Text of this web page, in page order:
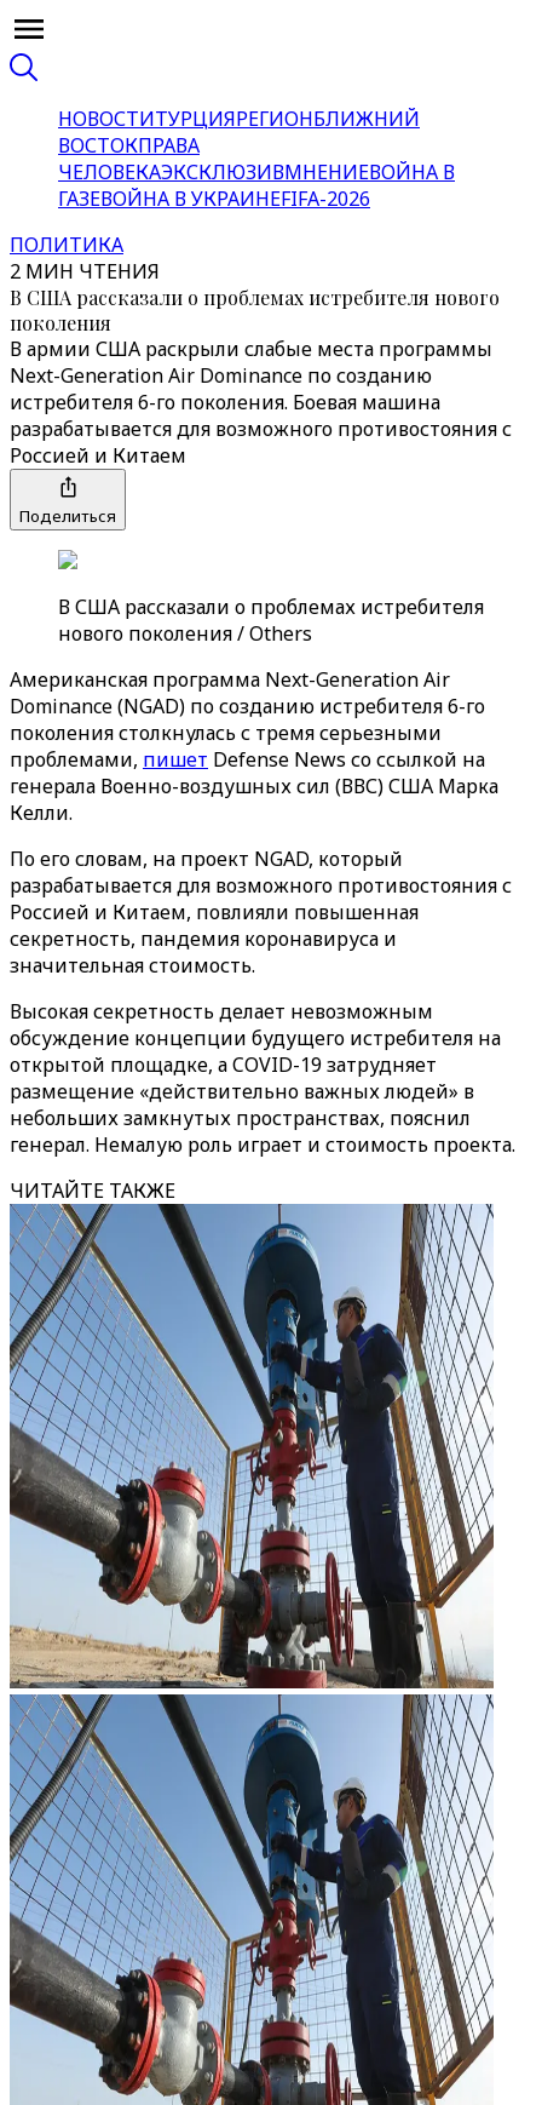
НОВОСТИТУРЦИЯРЕГИОНБЛИЖНИЙ
ВОСТОКПРАВА
ЧЕЛОВЕКАЭКСКЛЮЗИВМНЕНИЕВОЙНА В
ГАЗЕВОЙНА В УКРАИНЕFIFA-2026
ПОЛИТИКА
2 МИН ЧТЕНИЯ
В США рассказали о проблемах истребителя нового
поколения
В армии США раскрыли слабые места программы
Next-Generation Air Dominance по созданию
истребителя 6-го поколения. Боевая машина
разрабатывается для возможного противостояния с
Россией и Китаем
Поделиться
В США рассказали о проблемах истребителя
нового поколения / Others
Американская программа Next-Generation Air
Dominance (NGAD) по созданию истребителя 6-го
поколения столкнулась с тремя серьезными
проблемами, пишет Defense News со ссылкой на
генерала Военно-воздушных сил (ВВС) США Марка
Келли.
По его словам, на проект NGAD, который
разрабатывается для возможного противостояния с
Россией и Китаем, повлияли повышенная
секретность, пандемия коронавируса и
значительная стоимость.
Высокая секретность делает невозможным
обсуждение концепции будущего истребителя на
открытой площадке, а COVID-19 затрудняет
размещение «действительно важных людей» в
небольших замкнутых пространствах, пояснил
генерал. Немалую роль играет и стоимость проекта.
ЧИТАЙТЕ ТАКЖЕ